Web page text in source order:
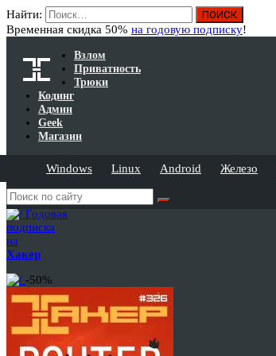
Найти:
Временная скидка 50% на годовую подписку!
Взлом
Приватность
Трюки
Кодинг
Админ
Geek
Магазин
Windows Linux Android Железо
Годовая
подписка
на
Хакер
-50%